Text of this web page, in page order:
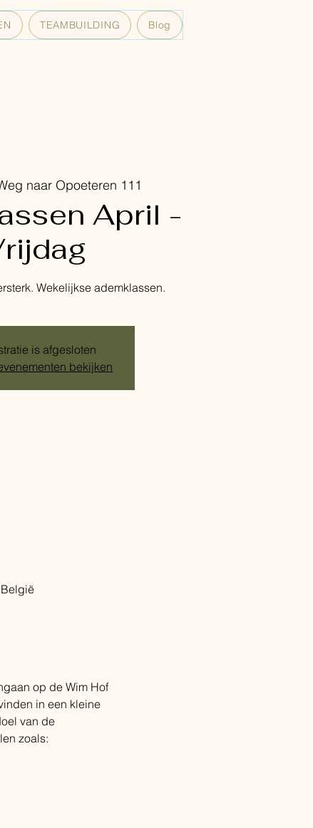
TEAMBUILDING Blog
naar Opoeteren 111
April -
Wekelijkse ademklassen.
is afgesloten
bekijken
op de Wim Hof
in een kleine
van de
zoals: